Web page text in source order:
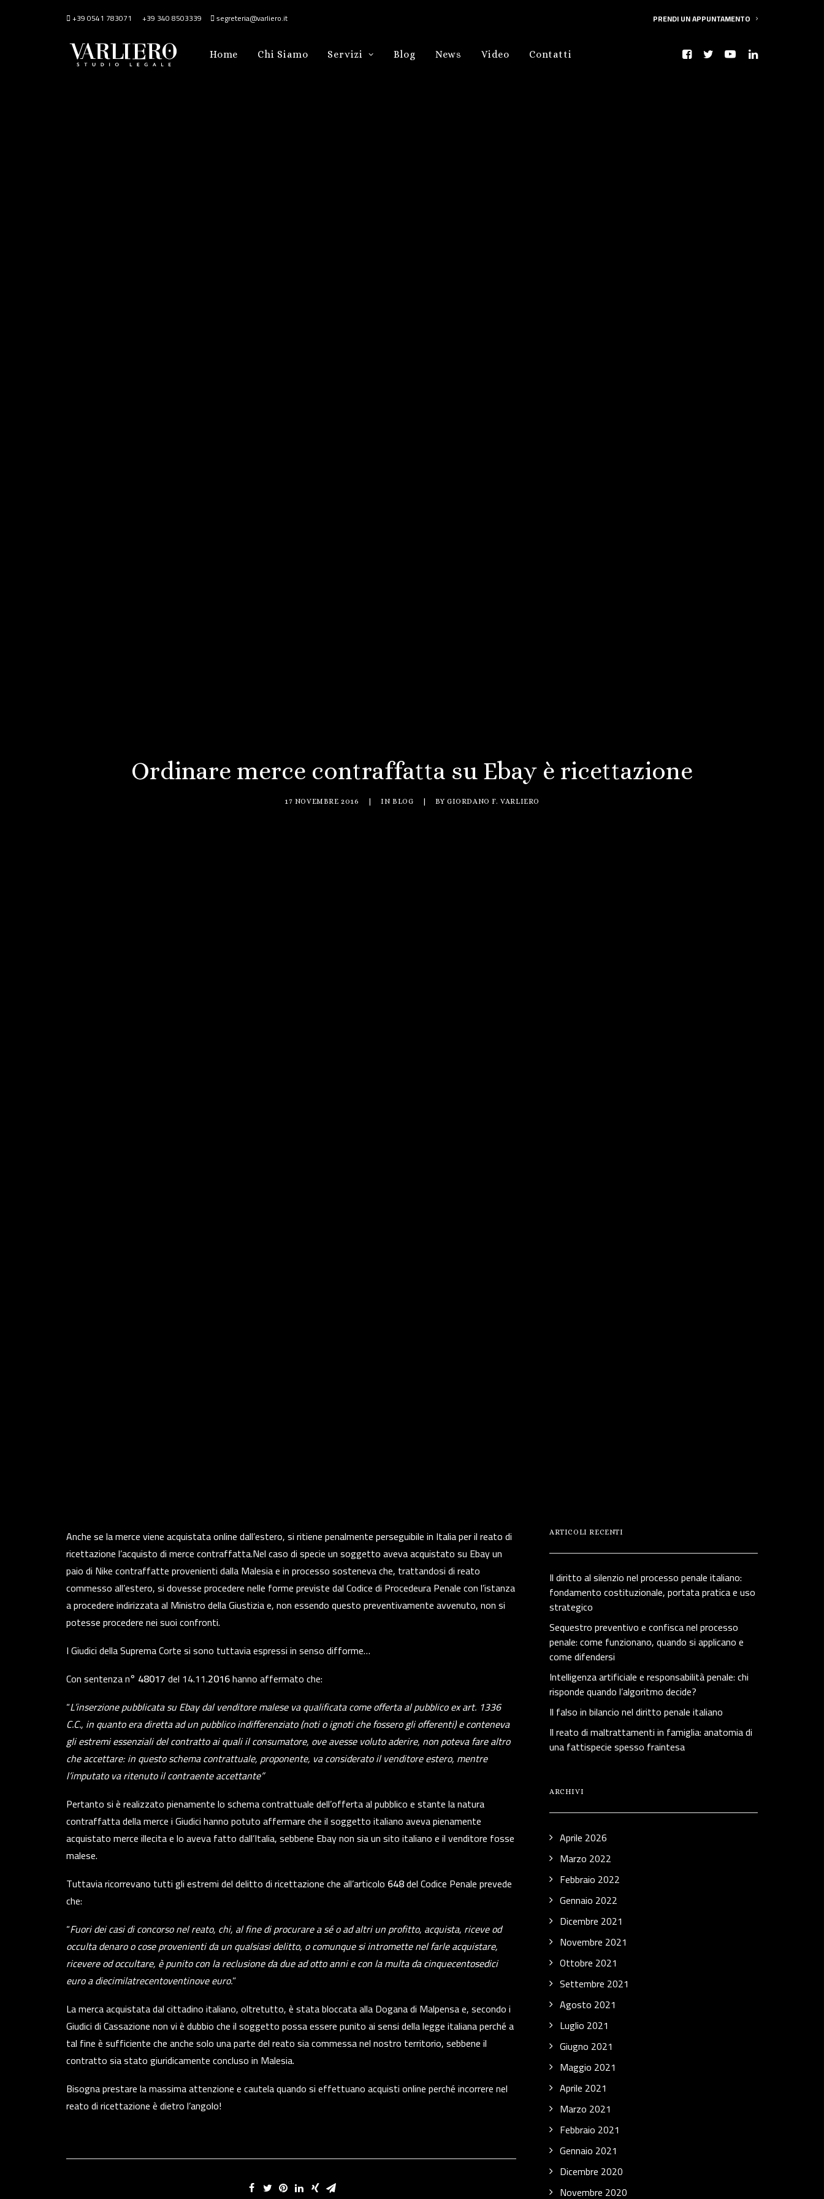
+39 0541 783071 +39 340 8503339 segreteria@varliero.it PRENDI UN APPUNTAMENTO
Home Chi Siamo Servizi Blog News Video Contatti
Ordinare merce contraffatta su Ebay è ricettazione
17 NOVEMBRE 2016 INBLOG BY GIORDANO F. VARLIERO
Anche se la merce viene acquistata online dall’estero, si ritiene penalmente perseguibile in Italia per il reato di
ricettazione l’acquisto di merce contraffatta.Nel caso di specie un soggetto aveva acquistato su Ebay un
paio di Nike contraffatte provenienti dalla Malesia e in processo sosteneva che, trattandosi di reato
commesso all’estero, si dovesse procedere nelle forme previste dal Codice di Procedeura Penale con l’istanza
a procedere indirizzata al Ministro della Giustizia e, non essendo questo preventivamente avvenuto, non si
potesse procedere nei suoi confronti.
I Giudici della Suprema Corte si sono tuttavia espressi in senso difforme…
Con sentenza n° 48017del 14.11.2016hanno affermato che:
“L’inserzione pubblicata su Ebay dal venditore malese va qualificata come offerta al pubblico ex art. 1336
C.C., in quanto era diretta ad un pubblico indifferenziato (noti o ignoti che fossero gli offerenti) e conteneva
gli estremi essenziali del contratto ai quali il consumatore, ove avesse voluto aderire, non poteva fare altro
che accettare: in questo schema contrattuale, proponente, va considerato il venditore estero, mentre
l’imputato va ritenuto il contraente accettante”
Pertanto si è realizzato pienamente lo schema contrattuale dell’offerta al pubblico e stante la natura
contraffatta della merce i Giudici hanno potuto affermare che il soggetto italiano aveva pienamente
acquistato merce illecita e lo aveva fatto dall’Italia, sebbene Ebay non sia un sito italiano e il venditore fosse
malese.
Tuttavia ricorrevano tutti gli estremi del delitto di ricettazione che all’articolo 648del Codice Penale prevede
che:
“Fuori dei casi di concorso nel reato, chi, al fine di procurare a sé o ad altri un profitto, acquista, riceve od
occulta denaro o cose provenienti da un qualsiasi delitto, o comunque si intromette nel farle acquistare,
ricevere od occultare, è punito con la reclusione da due ad otto anni e con la multa da cinquecentosedici
euro a diecimilatrecentoventinove euro.”
La merca acquistata dal cittadino italiano, oltretutto, è stata bloccata alla Dogana di Malpensa e, secondo i
Giudici di Cassazione non vi è dubbio che il soggetto possa essere punito ai sensi della legge italiana perché a
tal fine è sufficiente che anche solo una parte del reato sia commessa nel nostro territorio, sebbene il
contratto sia stato giuridicamente concluso in Malesia.
Bisogna prestare la massima attenzione e cautela quando si effettuano acquisti online perché incorrere nel
reato di ricettazione è dietro l’angolo!
ARTICOLI RECENTI
Il diritto al silenzio nel processo penale italiano:
fondamento costituzionale, portata pratica e uso
strategico
Sequestro preventivo e confisca nel processo
penale: come funzionano, quando si applicano e
come difendersi
Intelligenza artificiale e responsabilità penale: chi
risponde quando l’algoritmo decide?
Il falso in bilancio nel diritto penale italiano
Il reato di maltrattamenti in famiglia: anatomia di
una fattispecie spesso fraintesa
ARCHIVI
Aprile 2026
Marzo 2022
Febbraio 2022
Gennaio 2022
Dicembre 2021
Novembre 2021
Ottobre 2021
Settembre 2021
Agosto 2021
Luglio 2021
Giugno 2021
Maggio 2021
Aprile 2021
Marzo 2021
Febbraio 2021
Gennaio 2021
Dicembre 2020
Novembre 2020